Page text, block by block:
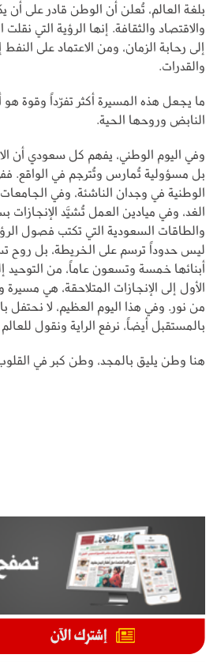
بلغة العالم، تُعلن أن الوطن قادر على أن
والاقتصاد والثقافة. إنها الرؤية التي
إلى رحابة الزمان، ومن الاعتماد على
والقدرات.
ما يجعل هذه المسيرة أكثر تفرّداً وقوة
النابض وروحها الحية.
وفي اليوم الوطني، يفهم كل سعودي أن
بل مسؤولية تُمارس وتُترجم في الواقع.
الوطنية في وجدان الناشئة، وفي
الغد، وفي ميادين العمل تُشيَّد الإنجازات
والطاقات السعودية التي تكتب فصول
ليس حدوداً ترسم على الخريطة، بل روح
أبنائها خمسة وتسعون عاماً، من التوحيد
الأول إلى الإنجازات المتلاحقة، هي
من نور. وفي هذا اليوم العظيم، لا نحتفل
بالمستقبل أيضاً، نرفع الراية ونقول
هنا وطن يليق بالمجد، وطن كبر في